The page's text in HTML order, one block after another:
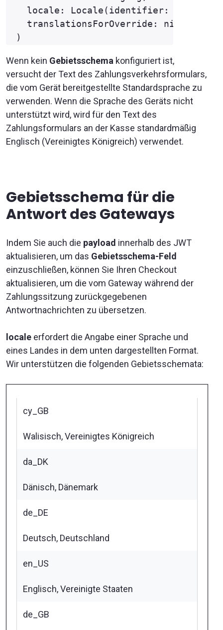
locale: Locale(identifier:
  translationsForOverride: nil
Wenn kein Gebietsschema konfiguriert ist,
versucht der Text des Zahlungsverkehrsformulars,
die vom Gerät bereitgestellte Standardsprache zu
verwenden. Wenn die Sprache des Geräts nicht
unterstützt wird, wird für den Text des
Zahlungsformulars an der Kasse standardmäßig
Englisch (Vereinigtes Königreich) verwendet.
Gebietsschema für die
Antwort des Gateways
Indem Sie auch die payload innerhalb des JWT
aktualisieren, um das Gebietsschema-Feld
einzuschließen, können Sie Ihren Checkout
aktualisieren, um die vom Gateway während der
Zahlungssitzung zurückgegebenen
Antwortnachrichten zu übersetzen.
locale erfordert die Angabe einer Sprache und
eines Landes in dem unten dargestellten Format.
Wir unterstützen die folgenden Gebietsschemata:
cy_GB
Walisisch, Vereinigtes Königreich
da_DK
Dänisch, Dänemark
de_DE
Deutsch, Deutschland
en_US
Englisch, Vereinigte Staaten
de_GB